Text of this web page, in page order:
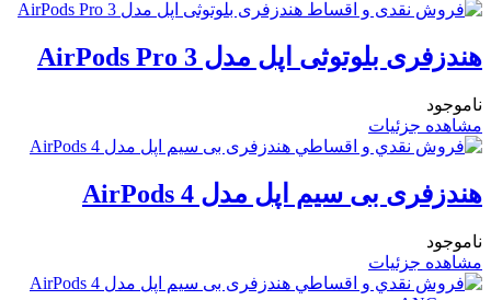
هندزفری بلوتوثی اپل مدل AirPods Pro 3
ناموجود
مشاهده جزئیات
هندزفری بی سیم اپل مدل AirPods 4
ناموجود
مشاهده جزئیات